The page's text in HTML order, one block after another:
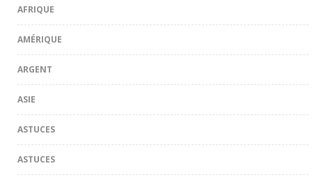
AFRIQUE
AMÉRIQUE
ARGENT
ASIE
ASTUCES
ASTUCES